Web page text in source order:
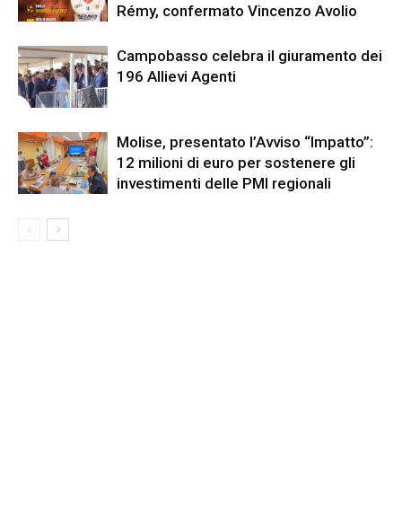
Rémy, confermato Vincenzo Avolio
Campobasso celebra il giuramento dei
196 Allievi Agenti
Molise, presentato l’Avviso “Impatto”:
12 milioni di euro per sostenere gli
investimenti delle PMI regionali